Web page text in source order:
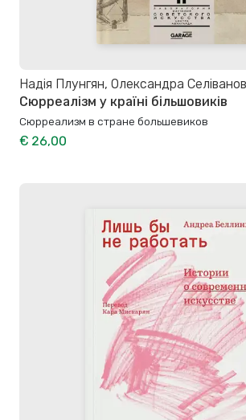
Надія Плунгян, Олександра
Сюрреалізм у країні більшовиків
Сюрреализм в стране большевиков
€ 26,00